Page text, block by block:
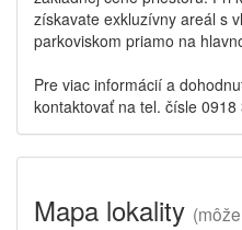
získavate exkluzívny areál s
parkoviskom priamo na
Pre viac informácií a
kontaktovať na tel. čísle 0918
Mapa lokality (